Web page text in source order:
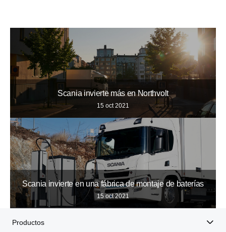
Scania invierte más en Northvolt
15 oct 2021
Scania invierte en una fábrica de montaje de baterías
15 oct 2021
Productos